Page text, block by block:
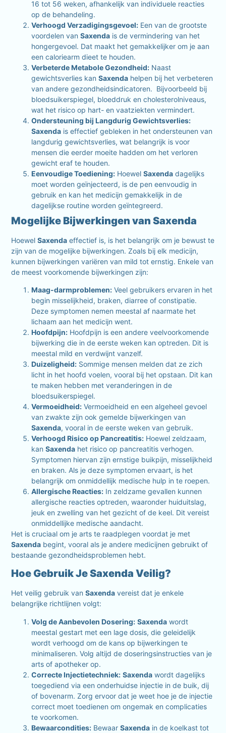
16 tot 56 weken, afhankelijk van individuele reacties
op de behandeling.
Verhoogd Verzadigingsgevoel: Een van de grootste
voordelen vanSaxenda is de vermindering van het
hongergevoel. Dat maakt het gemakkelijker om je aan
een caloriearm dieet te houden.
Verbeterde Metabole Gezondheid: Naast
gewichtsverlies kanSaxenda helpen bij het verbeteren
van andere gezondheidsindicatoren. Bijvoorbeeld bij
bloedsuikerspiegel, bloeddruk en cholesterolniveaus,
wat het risico op hart- en vaatziekten vermindert.
Ondersteuning bij Langdurig Gewichtsverlies:
Saxenda is effectief gebleken in het ondersteunen van
langdurig gewichtsverlies, wat belangrijk is voor
mensen die eerder moeite hadden om het verloren
gewicht eraf te houden.
Eenvoudige Toediening: HoewelSaxenda dagelijks
moet worden geïnjecteerd, is de pen eenvoudig in
gebruik en kan het medicijn gemakkelijk in de
dagelijkse routine worden geïntegreerd.
Mogelijke Bijwerkingen van Saxenda
HoewelSaxenda effectief is, is het belangrijk om je bewust te
zijn van de mogelijke bijwerkingen. Zoals bij elk medicijn,
kunnen bijwerkingen variëren van mild tot ernstig. Enkele van
de meest voorkomende bijwerkingen zijn:
Maag-darmproblemen: Veel gebruikers ervaren in het
begin misselijkheid, braken, diarree of constipatie.
Deze symptomen nemen meestal af naarmate het
lichaam aan het medicijn went.
Hoofdpijn: Hoofdpijn is een andere veelvoorkomende
bijwerking die in de eerste weken kan optreden. Dit is
meestal mild en verdwijnt vanzelf.
Duizeligheid: Sommige mensen melden dat ze zich
licht in het hoofd voelen, vooral bij het opstaan. Dit kan
te maken hebben met veranderingen in de
bloedsuikerspiegel.
Vermoeidheid: Vermoeidheid en een algeheel gevoel
van zwakte zijn ook gemelde bijwerkingen van
Saxenda, vooral in de eerste weken van gebruik.
Verhoogd Risico op Pancreatitis: Hoewel zeldzaam,
kanSaxenda het risico op pancreatitis verhogen.
Symptomen hiervan zijn ernstige buikpijn, misselijkheid
en braken. Als je deze symptomen ervaart, is het
belangrijk om onmiddellijk medische hulp in te roepen.
Allergische Reacties: In zeldzame gevallen kunnen
allergische reacties optreden, waaronder huiduitslag,
jeuk en zwelling van het gezicht of de keel. Dit vereist
onmiddellijke medische aandacht.
Het is cruciaal om je arts te raadplegen voordat je met
Saxenda begint, vooral als je andere medicijnen gebruikt of
bestaande gezondheidsproblemen hebt.
Hoe Gebruik Je Saxenda Veilig?
Het veilig gebruik vanSaxenda vereist dat je enkele
belangrijke richtlijnen volgt:
Volg de Aanbevolen Dosering: Saxenda wordt
meestal gestart met een lage dosis, die geleidelijk
wordt verhoogd om de kans op bijwerkingen te
minimaliseren. Volg altijd de doseringsinstructies van je
arts of apotheker op.
Correcte Injectietechniek: Saxenda wordt dagelijks
toegediend via een onderhuidse injectie in de buik, dij
of bovenarm. Zorg ervoor dat je weet hoe je de injectie
correct moet toedienen om ongemak en complicaties
te voorkomen.
Bewaarcondities: BewaarSaxenda in de koelkast tot